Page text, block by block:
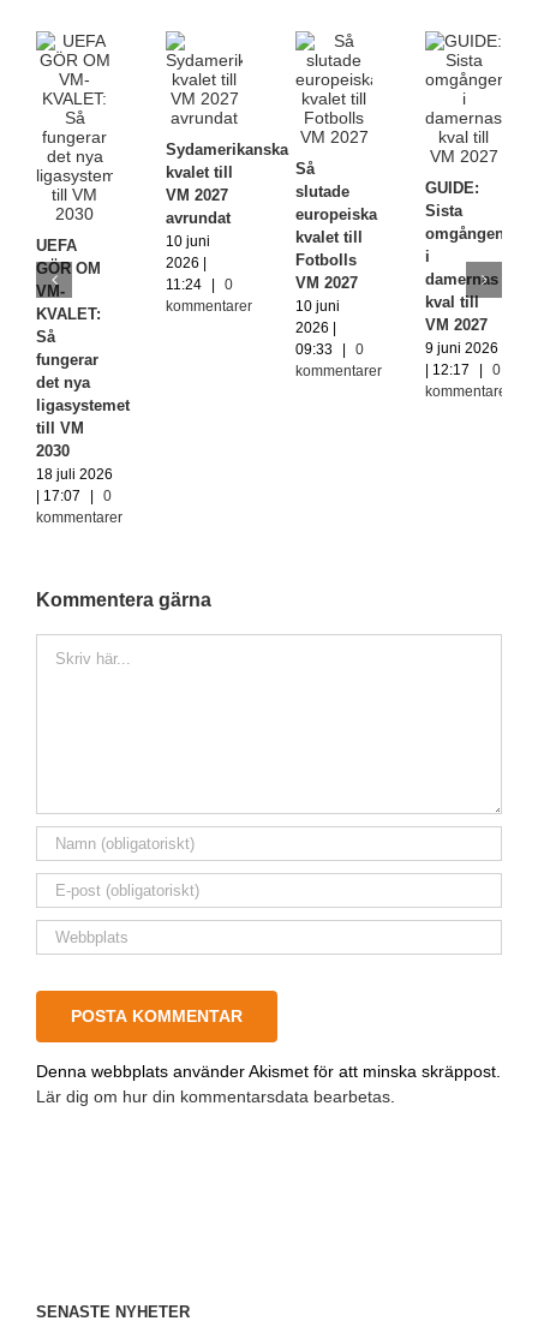
UEFA
GÖR OM
VM-
KVALET:
Så
fungerar
det nya
ligasystemet
till VM
2030
18 juli 2026
| 17:07
0
kommentarer
Sydamerikanska
kvalet till
VM 2027
avrundat
10 juni
2026 |
11:24
0
kommentarer
Så
slutade
europeiska
kvalet till
Fotbolls
VM 2027
10 juni
2026 |
09:33
0
kommentarer
GUIDE:
Sista
omgången
i
damernas
kval till
VM 2027
9 juni 2026
| 12:17
0
kommentarer
Kommentera gärna
Denna webbplats använder Akismet för att minska skräppost.
Lär dig om hur din kommentarsdata bearbetas.
SENASTE NYHETER